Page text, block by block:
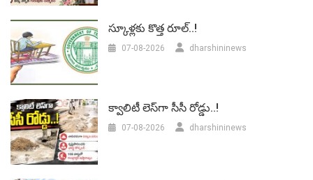
స్కూళ్లకు కొత్త రూల్..!
07-08-2026 dharshininews
క్వాలిటీ లెస్‌గా సీసీ రోడ్డు..!
07-08-2026 dharshininews